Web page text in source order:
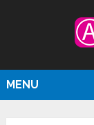
MENU